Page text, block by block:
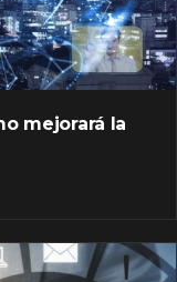
mejorará la